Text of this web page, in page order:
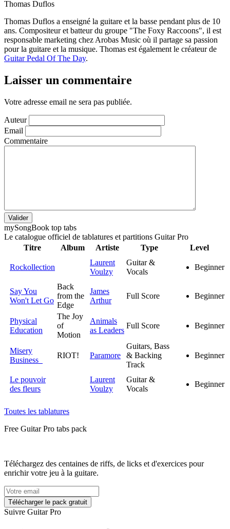
Thomas Duflos
Thomas Duflos a enseigné la guitare et la basse pendant plus de 10
ans. Compositeur et batteur du groupe "The Foxy Raccoons", il est
responsable marketing chez Arobas Music où il partage sa passion
pour la guitare et la musique. Thomas est également le créateur de
Guitar Pedal Of The Day.
Laisser un commentaire
Votre adresse email ne sera pas publiée.
Auteur
Email
Commentaire
Valider
mySongBook top tabs
Le catalogue officiel de tablatures et partitions Guitar Pro
Titre
Album Artiste Type Level
Rockollection
Laurent
Voulzy
Guitar &
Vocals
Beginner
Say You
Won't Let Go
Back
from the
Edge
James
Arthur
Full Score Beginner
Physical
Education
The Joy
of
Motion
Animals
as Leaders
Full Score Beginner
Misery
Business
RIOT! Paramore
Guitars, Bass
& Backing
Track
Beginner
Le pouvoir
des fleurs
Laurent
Voulzy
Guitar &
Vocals
Beginner
Toutes les tablatures
Free Guitar Pro tabs pack
Téléchargez des centaines de riffs, de licks et d'exercices pour
enrichir votre jeu à la guitare.
Suivre Guitar Pro